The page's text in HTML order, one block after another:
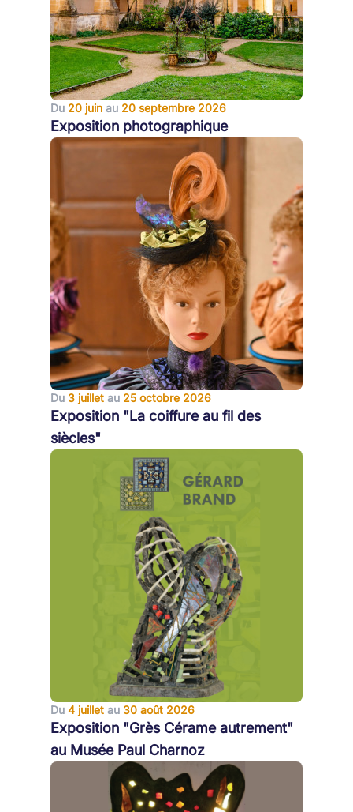
Du 20 juin au 20 septembre 2026
Exposition photographique
Du 3 juillet au 25 octobre 2026
Exposition "La coiffure au fil des
siècles"
Du 4 juillet au 30 août 2026
Exposition "Grès Cérame autrement"
au Musée Paul Charnoz